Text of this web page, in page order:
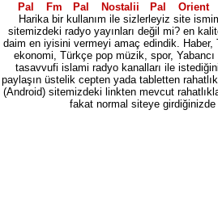
Pal Fm
Pal Nostalji Pal Orient
Polis Radyosu
Power Fm
Türk
PowerTürk Akustik Power
06
Radyo 2000 Radyo 3
5
Radyo 7 Radyo 7 Nostalji
Radyo Avrasya Türk
Harika bir kullanım ile sizlerleyiz site
sitemizdeki radyo yayınları değil mi? en
daim en iyisini vermeyi amaç edindik.
ekonomi, Türkçe pop müzik, spor,
tasavvufi islami radyo kanalları ile
paylaşın üstelik cepten yada tabletten
(Android) sitemizdeki linkten mevcut
fakat normal siteye